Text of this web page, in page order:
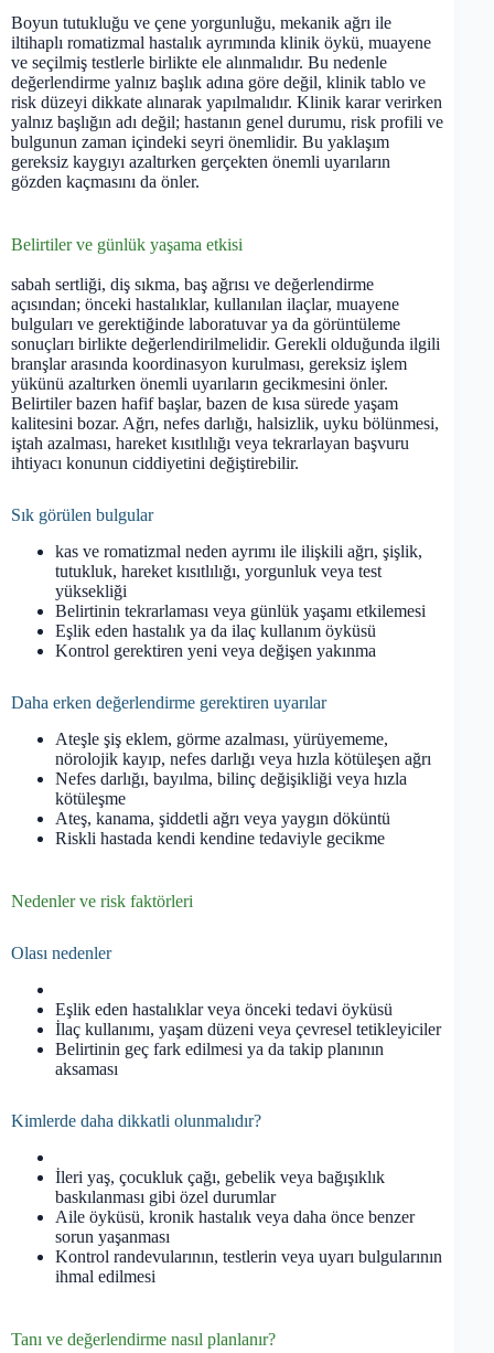
Boyun tutukluğu ve çene yorgunluğu, mekanik ağrı ile
iltihaplı romatizmal hastalık ayrımında klinik öykü, muayene
ve seçilmiş testlerle birlikte ele alınmalıdır. Bu nedenle
değerlendirme yalnız başlık adına göre değil, klinik tablo ve
risk düzeyi dikkate alınarak yapılmalıdır. Klinik karar verirken
yalnız başlığın adı değil; hastanın genel durumu, risk profili ve
bulgunun zaman içindeki seyri önemlidir. Bu yaklaşım
gereksiz kaygıyı azaltırken gerçekten önemli uyarıların
gözden kaçmasını da önler.
Belirtiler ve günlük yaşama etkisi
sabah sertliği, diş sıkma, baş ağrısı ve değerlendirme
açısından; önceki hastalıklar, kullanılan ilaçlar, muayene
bulguları ve gerektiğinde laboratuvar ya da görüntüleme
sonuçları birlikte değerlendirilmelidir. Gerekli olduğunda ilgili
branşlar arasında koordinasyon kurulması, gereksiz işlem
yükünü azaltırken önemli uyarıların gecikmesini önler.
Belirtiler bazen hafif başlar, bazen de kısa sürede yaşam
kalitesini bozar. Ağrı, nefes darlığı, halsizlik, uyku bölünmesi,
iştah azalması, hareket kısıtlılığı veya tekrarlayan başvuru
ihtiyacı konunun ciddiyetini değiştirebilir.
Sık görülen bulgular
kas ve romatizmal neden ayrımı ile ilişkili ağrı, şişlik,
tutukluk, hareket kısıtlılığı, yorgunluk veya test
yüksekliği
Belirtinin tekrarlaması veya günlük yaşamı etkilemesi
Eşlik eden hastalık ya da ilaç kullanım öyküsü
Kontrol gerektiren yeni veya değişen yakınma
Daha erken değerlendirme gerektiren uyarılar
Ateşle şiş eklem, görme azalması, yürüyememe,
nörolojik kayıp, nefes darlığı veya hızla kötüleşen ağrı
Nefes darlığı, bayılma, bilinç değişikliği veya hızla
kötüleşme
Ateş, kanama, şiddetli ağrı veya yaygın döküntü
Riskli hastada kendi kendine tedaviyle gecikme
Nedenler ve risk faktörleri
Olası nedenler
Eşlik eden hastalıklar veya önceki tedavi öyküsü
İlaç kullanımı, yaşam düzeni veya çevresel tetikleyiciler
Belirtinin geç fark edilmesi ya da takip planının
aksaması
Kimlerde daha dikkatli olunmalıdır?
İleri yaş, çocukluk çağı, gebelik veya bağışıklık
baskılanması gibi özel durumlar
Aile öyküsü, kronik hastalık veya daha önce benzer
sorun yaşanması
Kontrol randevularının, testlerin veya uyarı bulgularının
ihmal edilmesi
Tanı ve değerlendirme nasıl planlanır?